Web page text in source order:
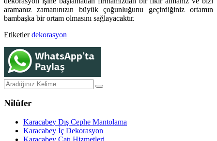
aramanız zamanınızın büyük çoğunluğunu geçirdiğiniz ortamın
bambaşka bir ortam olmasını sağlayacaktır.
Etiketler dekorasyon
Nilüfer
Karacabey Dış Cephe Mantolama
Karacabey İç Dekorasyon
Karacabey Çatı Hizmetleri